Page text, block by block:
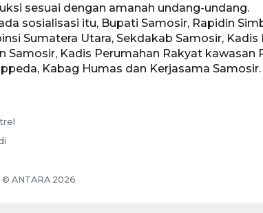
sesuai dengan amanah undang-undang.
sosialisasi itu, Bupati Samosir, Rapidin
Sumatera Utara, Sekdakab Samosir,
Samosir, Kadis Perumahan Rakyat kawasan
Kabag Humas dan Kerjasama Samosir.
© ANTARA 2026